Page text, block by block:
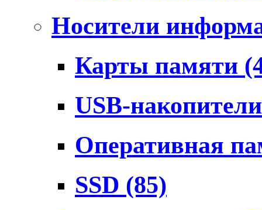
Носители
Карты памяти
USB-
Оперативная
SSD (85)